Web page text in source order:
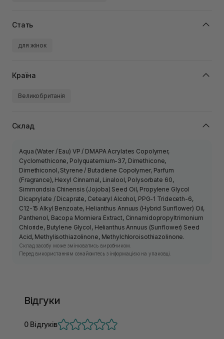
Стать
для жінок
Країна
Великобританія
Склад
Aqua (Water / Eau) VP / DMAPA Acrylates Copolymer,
Cyclomethicone, Polyquaternium-37, Dimethicone,
Dimethiconol, Styrene / Butadiene Copolymer, Parfum
(Fragrance), Hexyl Cinnamal, Linalool, Polysorbate 60,
Simmondsia Chinensis (Jojoba) Seed Oil, Propylene Glycol
Dicaprylate / Dicaprate, Cetearyl Alcohol, PPG-1 Trideceth-6,
C12-15 Alkyl Benzoate, Helianthus Annuus (Hybrid Sunflower) Oil,
Panthenol, Bacopa Monniera Extract, Cinnamidopropyltrimonium
Chloride, Butylene Glycol, Helianthus Annuus (Sunflower) Seed
Acid, Methylisothiazolinone, Methylchloroisothiazolinone.
Склад засобу може змінюватись виробником.
Перед використанням ознайомтесь з інформацією на упаковці.
Відгуки
0 Відгуків